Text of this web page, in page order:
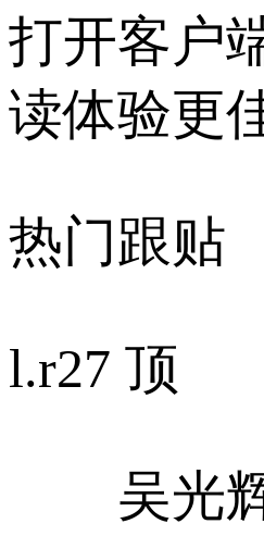
打开客户
读体验更
热门跟贴
l.r27 顶
吴光辉